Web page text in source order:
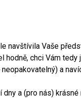
navštívila Vaše
hodně, chci Vám
a
a (pro nás) krásné